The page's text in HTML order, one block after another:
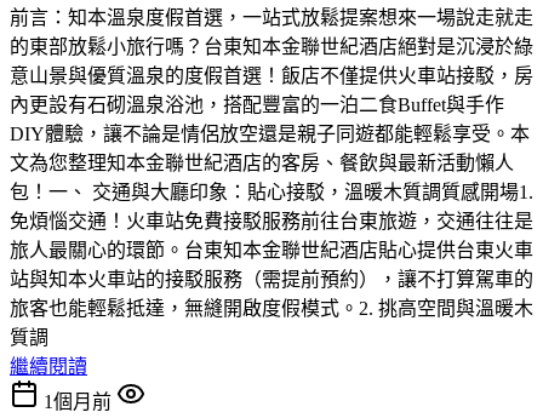
前言：知本溫泉度假首選，一站式放鬆提案想來一場說走就走
的東部放鬆小旅行嗎？台東知本金聯世紀酒店絕對是沉浸於綠
意山景與優質溫泉的度假首選！飯店不僅提供火車站接駁，房
內更設有石砌溫泉浴池，搭配豐富的一泊二食Buffet與手作
DIY體驗，讓不論是情侶放空還是親子同遊都能輕鬆享受。本
文為您整理知本金聯世紀酒店的客房、餐飲與最新活動懶人
包！一、 交通與大廳印象：貼心接駁，溫暖木質調質感開場1.
免煩惱交通！火車站免費接駁服務前往台東旅遊，交通往往是
旅人最關心的環節。台東知本金聯世紀酒店貼心提供台東火車
站與知本火車站的接駁服務（需提前預約），讓不打算駕車的
旅客也能輕鬆抵達，無縫開啟度假模式。2. 挑高空間與溫暖木
質調
繼續閱讀
1個月前